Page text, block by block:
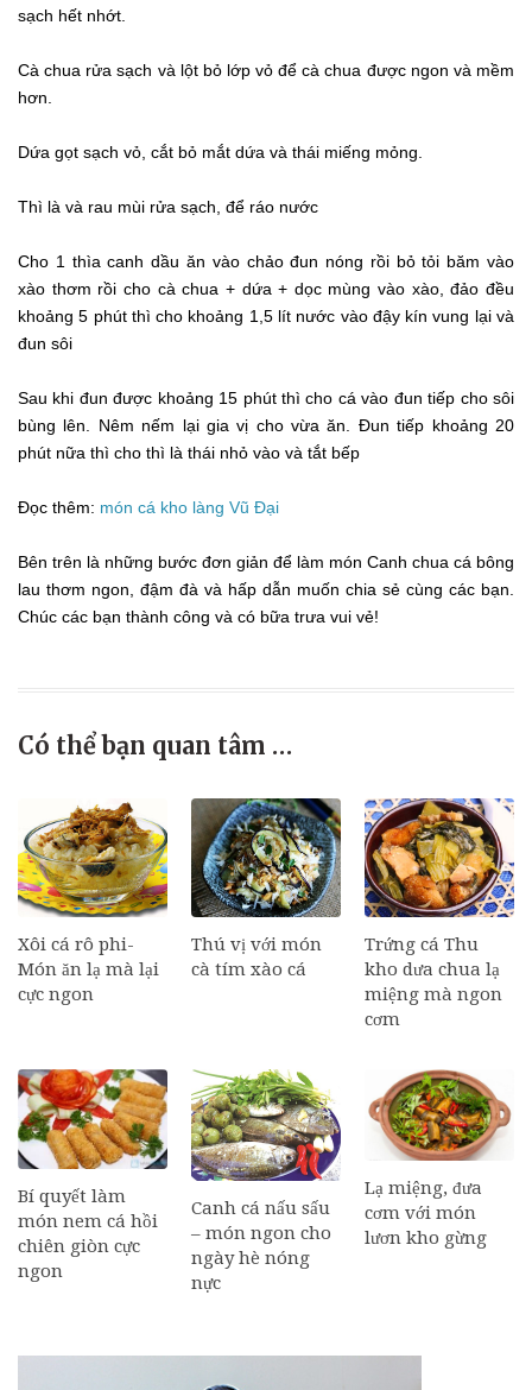
sạch hết nhớt.
Cà chua rửa sạch và lột bỏ lớp vỏ để cà chua được ngon và mềm
hơn.
Dứa gọt sạch vỏ, cắt bỏ mắt dứa và thái miếng mỏng.
Thì là và rau mùi rửa sạch, để ráo nước
Cho 1 thìa canh dầu ăn vào chảo đun nóng rồi bỏ tỏi băm vào
xào thơm rồi cho cà chua + dứa + dọc mùng vào xào, đảo đều
khoảng 5 phút thì cho khoảng 1,5 lít nước vào đậy kín vung lại và
đun sôi
Sau khi đun được khoảng 15 phút thì cho cá vào đun tiếp cho sôi
bùng lên. Nêm nếm lại gia vị cho vừa ăn. Đun tiếp khoảng 20
phút nữa thì cho thì là thái nhỏ vào và tắt bếp
Đọc thêm: món cá kho làng Vũ Đại
Bên trên là những bước đơn giản để làm món Canh chua cá bông
lau thơm ngon, đậm đà và hấp dẫn muốn chia sẻ cùng các bạn.
Chúc các bạn thành công và có bữa trưa vui vẻ!
Có thể bạn quan tâm …
Xôi cá rô phi-
Món ăn lạ mà lại
cực ngon
Thú vị với món
cà tím xào cá
Trứng cá Thu
kho dưa chua lạ
miệng mà ngon
cơm
Bí quyết làm
món nem cá hồi
chiên giòn cực
ngon
Canh cá nấu sấu
– món ngon cho
ngày hè nóng
nực
Lạ miệng, đưa
cơm với món
lươn kho gừng